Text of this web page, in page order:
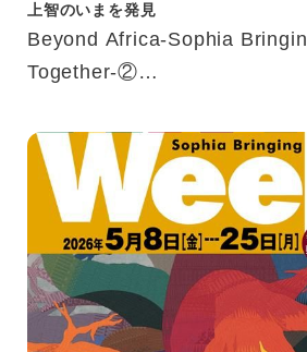
上智のいまを発見
Beyond Africa-Sophia
Together-②
インタビュー